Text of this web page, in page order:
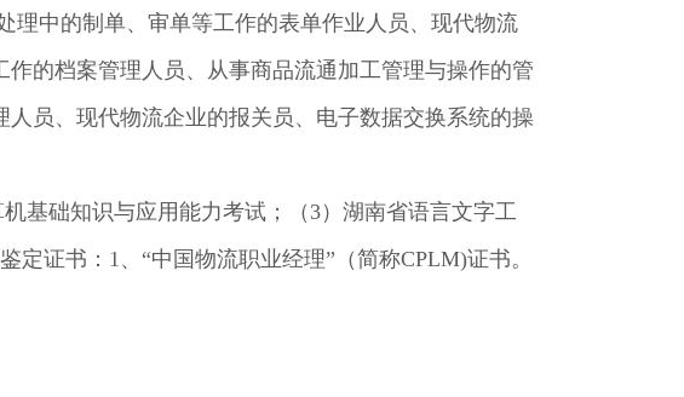
理中的制单、审单等工作的表单作业人员、现代物流
的档案管理人员、从事商品流通加工管理与操作的管
员、现代物流企业的报关员、电子数据交换系统的操
基础知识与应用能力考试；（3）湖南省语言文字工
证书：1、“中国物流职业经理”（简称CPLM)证书。